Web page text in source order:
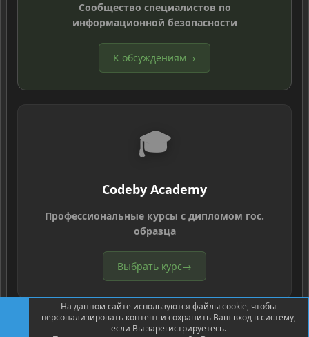
Сообщество специалистов по
информационной безопасности
К обсуждениям→
🎓
Codeby Academy
Профессиональные курсы с дипломом гос.
образца
Выбрать курс→
На данном сайте используются файлы cookie, чтобы
персонализировать контент и сохранить Ваш вход в систему,
если Вы зарегистрируетесь.